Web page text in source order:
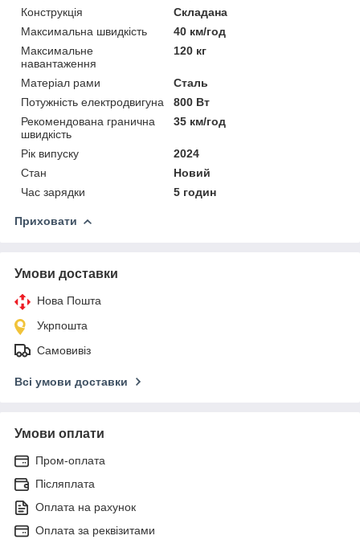
Конструкція
Складана
Максимальна швидкість
40 км/год
Максимальне
навантаження
120 кг
Матеріал рами
Сталь
Потужність електродвигуна
800 Вт
Рекомендована гранична
швидкість
35 км/год
Рік випуску
2024
Стан
Новий
Час зарядки
5 годин
Приховати
Умови доставки
Нова Пошта
Укрпошта
Самовивіз
Всі умови доставки
Умови оплати
Пром-оплата
Післяплата
Оплата на рахунок
Оплата за реквізитами